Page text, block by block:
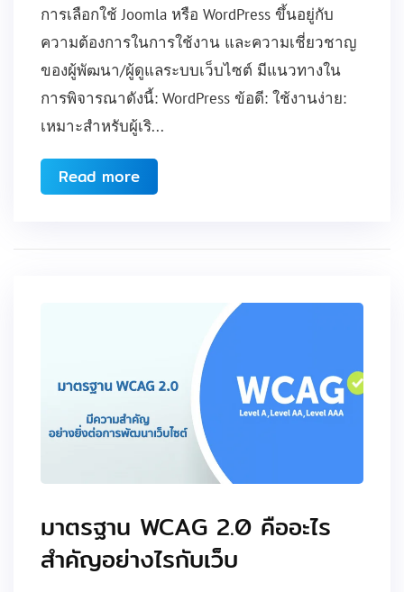
การเลือกใช้ Joomla หรือ WordPress ขึ้นอยู่กับ
ความต้องการในการใช้งาน และความเชี่ยวชาญ
ของผู้พัฒนา/ผู้ดูแลระบบเว็บไซต์ มีแนวทางใน
การพิจารณาดังนี้: WordPress ข้อดี: ใช้งานง่าย:
เหมาะสำหรับผู้เริ...
Read more
มาตรฐาน WCAG 2.0 คืออะไร
สำคัญอย่างไรกับเว็บ